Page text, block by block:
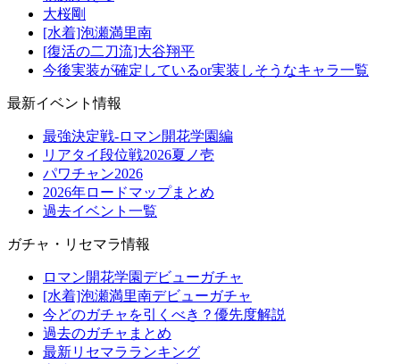
大桜剛
[水着]泡瀬満里南
[復活の二刀流]大谷翔平
今後実装が確定しているor実装しそうなキャラ一覧
最新イベント情報
最強決定戦-ロマン開花学園編
リアタイ段位戦2026夏ノ壱
パワチャン2026
2026年ロードマップまとめ
過去イベント一覧
ガチャ・リセマラ情報
ロマン開花学園デビューガチャ
[水着]泡瀬満里南デビューガチャ
今どのガチャを引くべき？優先度解説
過去のガチャまとめ
最新リセマラランキング